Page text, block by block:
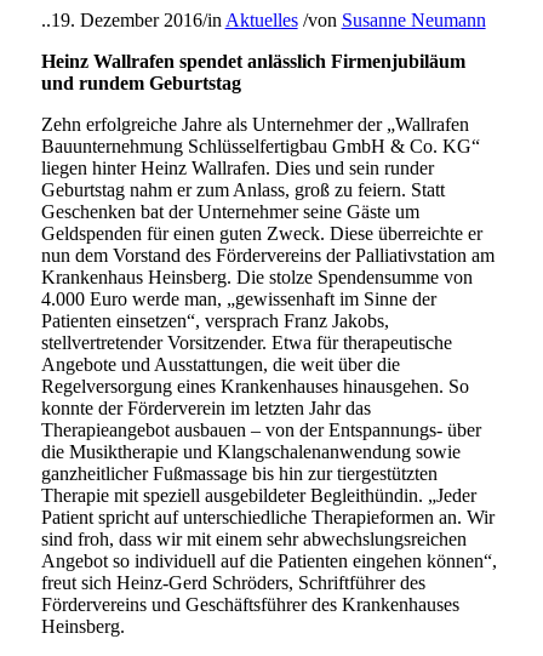
..19. Dezember 2016/in Aktuelles /von Susanne Neumann
Heinz Wallrafen spendet anlässlich Firmenjubiläum
und rundem Geburtstag
Zehn erfolgreiche Jahre als Unternehmer der „Wallrafen
Bauunternehmung Schlüsselfertigbau GmbH & Co. KG“
liegen hinter Heinz Wallrafen. Dies und sein runder
Geburtstag nahm er zum Anlass, groß zu feiern. Statt
Geschenken bat der Unternehmer seine Gäste um
Geldspenden für einen guten Zweck. Diese überreichte er
nun dem Vorstand des Fördervereins der Palliativstation am
Krankenhaus Heinsberg. Die stolze Spendensumme von
4.000 Euro werde man, „gewissenhaft im Sinne der
Patienten einsetzen“, versprach Franz Jakobs,
stellvertretender Vorsitzender. Etwa für therapeutische
Angebote und Ausstattungen, die weit über die
Regelversorgung eines Krankenhauses hinausgehen. So
konnte der Förderverein im letzten Jahr das
Therapieangebot ausbauen – von der Entspannungs- über
die Musiktherapie und Klangschalenanwendung sowie
ganzheitlicher Fußmassage bis hin zur tiergestützten
Therapie mit speziell ausgebildeter Begleithündin. „Jeder
Patient spricht auf unterschiedliche Therapieformen an. Wir
sind froh, dass wir mit einem sehr abwechslungsreichen
Angebot so individuell auf die Patienten eingehen können“,
freut sich Heinz-Gerd Schröders, Schriftführer des
Fördervereins und Geschäftsführer des Krankenhauses
Heinsberg.